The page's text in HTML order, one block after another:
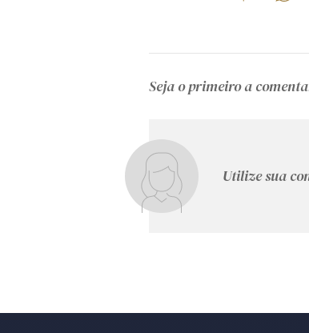
Seja o primeiro a
Utilize sua